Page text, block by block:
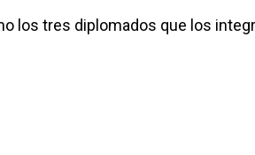
los tres diplomados que los